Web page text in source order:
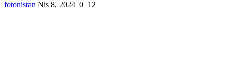
fotonistan Nis 8, 2024 0 12